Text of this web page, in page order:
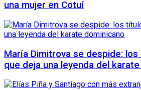
una mujer en Cotuí
María Dimitrova se despide:
que deja una leyenda del